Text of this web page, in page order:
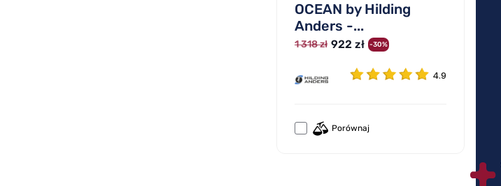
OCEAN by Hilding
Anders -...
1 318 zł 922 zł -30%
4.9
Porównaj